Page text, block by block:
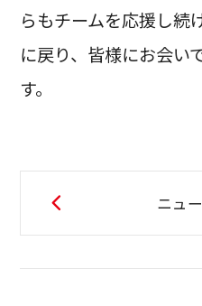
らもチームを応援し続
に戻り、皆様にお会い
す。
ニュ